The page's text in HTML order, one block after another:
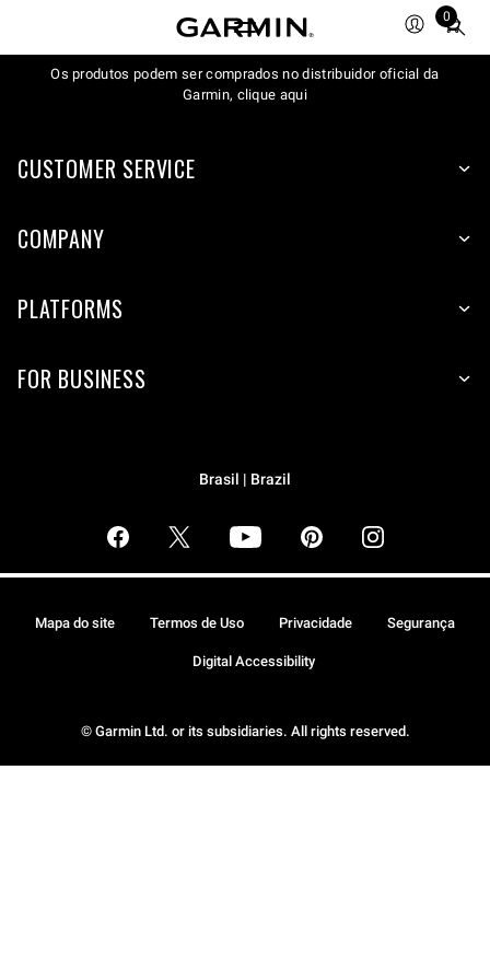
0
Total
items
in
Os produtos podem ser comprados no distribuidor oficial da
Garmin, clique aqui
CUSTOMER SERVICE
COMPANY
PLATFORMS
FOR BUSINESS
Brasil | Brazil
© Garmin Ltd. or its subsidiaries. All rights reserved.
Mapa do site Termos de Uso Privacidade Segurança
Digital Accessibility